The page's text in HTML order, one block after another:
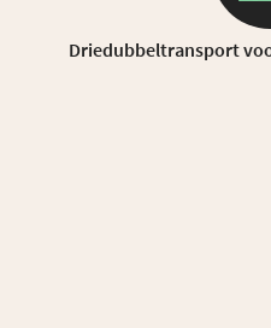
Driedubbeltransport